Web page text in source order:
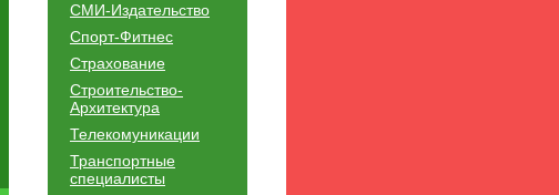
СМИ-Издательство
Спорт-Фитнес
Страхование
Строительство-
Архитектура
Телекомуникации
Транспортные
специалисты